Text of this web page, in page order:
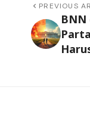
PREVIOUS